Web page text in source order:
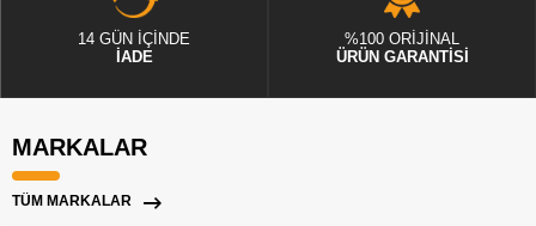
14 GÜN İÇİNDE
İADE
%100 ORİJİNAL
ÜRÜN GARANTİSİ
MARKALAR
TÜM MARKALAR